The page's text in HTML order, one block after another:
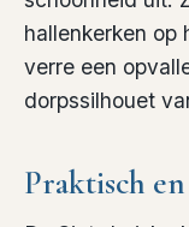
hallenkerken op
verre een
dorpssilhouet
Praktisch